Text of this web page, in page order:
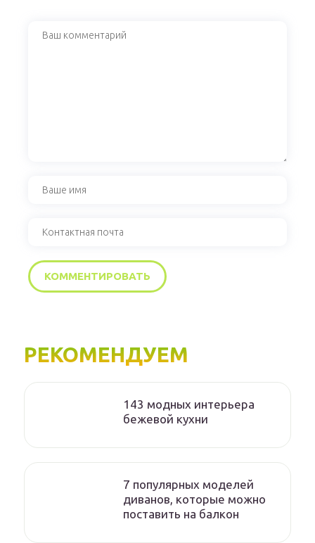
РЕКОМЕНДУЕМ
143 модных интерьера
бежевой кухни
7 популярных моделей
диванов, которые можно
поставить на балкон